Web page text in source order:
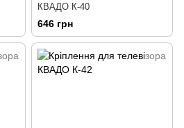
КВАДО К-40
646 грн